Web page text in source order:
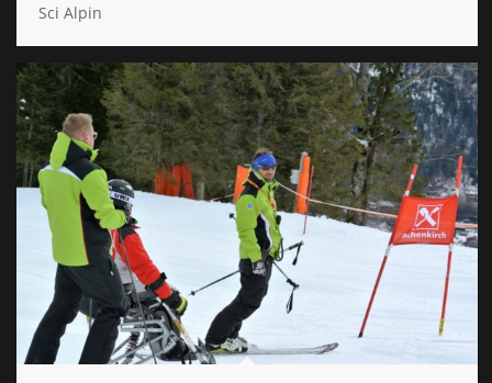
Sci Alpin